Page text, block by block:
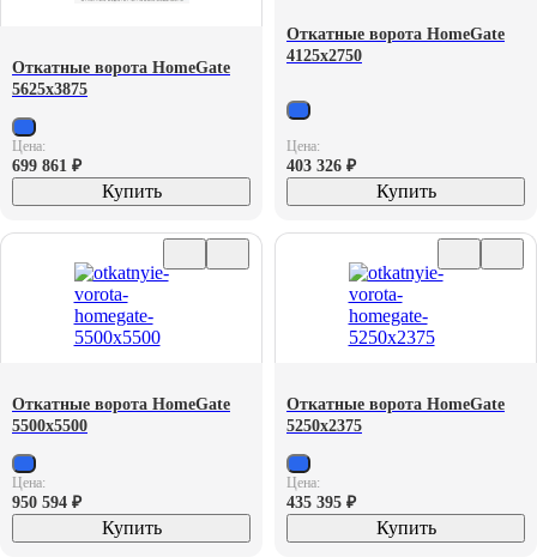
Откатные ворота HomeGate
5625х3875
Цена:
699 861 ₽
Купить
Откатные ворота HomeGate
4125х2750
Цена:
403 326 ₽
Купить
Откатные ворота HomeGate
5500х5500
Цена:
950 594 ₽
Купить
Откатные ворота HomeGate
5250х2375
Цена:
435 395 ₽
Купить